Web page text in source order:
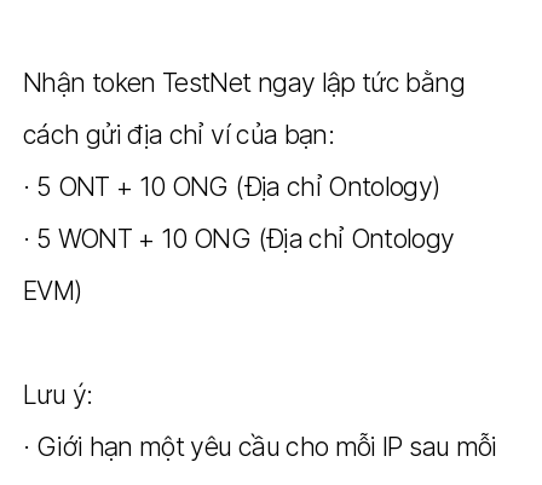
Nhận token TestNet ngay lập tức bằng
cách gửi địa chỉ ví của bạn:
· 5 ONT + 10 ONG (Địa chỉ Ontology)
· 5 WONT + 10 ONG (Địa chỉ Ontology
EVM)
Lưu ý:
· Giới hạn một yêu cầu cho mỗi IP sau mỗi